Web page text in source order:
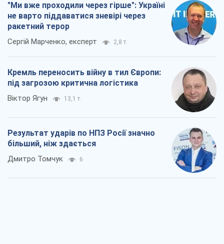
"Ми вже проходили через гірше": Україні
не варто піддаватися зневірі через
ракетний терор
Сергій Марченко, експерт 2,8 т.
Кремль переносить війну в тил Європи:
під загрозою критична логістика
Віктор Ягун 13,1 т.
Результат ударів по НПЗ Росії значно
більший, ніж здається
Дмитро Томчук 6